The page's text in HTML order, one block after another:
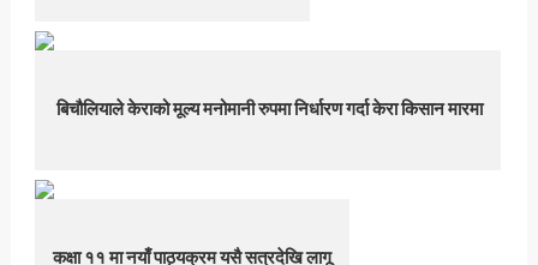
बिचौलियाले केराको मूल्य मनोमानी रुपमा निर्धारण गर्दा केरा किसान मारमा
कक्षा ११ मा नयाँ पाठ्यक्रम यसै सत्रदेखि लागू